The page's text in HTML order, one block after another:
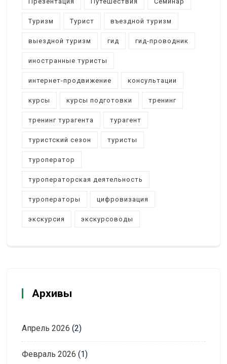
Туризм Турист въездной туризм
выездной туризм гид гид-проводник
иностранные туристы
интернет-продвижение консультации
курсы курсы подготовки тренинг
тренинг турагента турагент
туристский сезон туристы
туроператор
туроператорская деятельность
туроператоры цифровизация
экскурсия экскурсоводы
Архивы
Апрель 2026 (2)
Февраль 2026 (1)